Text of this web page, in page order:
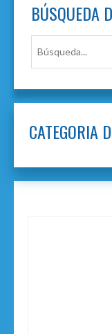
BÚSQUEDA
CATEGORIA